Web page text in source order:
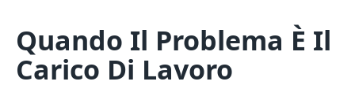
Quando Il Problema È Il
Carico Di Lavoro